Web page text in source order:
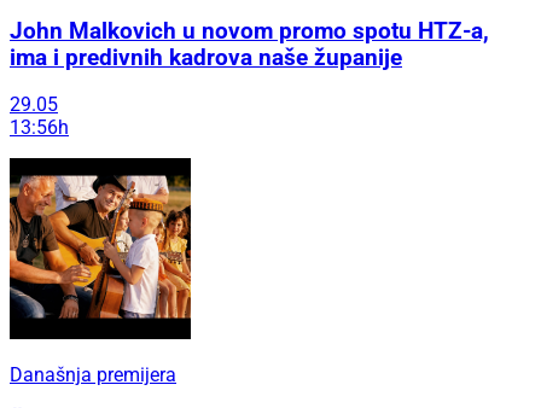
John Malkovich u novom promo spotu HTZ-a,
ima i predivnih kadrova naše županije
29.05
13:56h
Današnja premijera